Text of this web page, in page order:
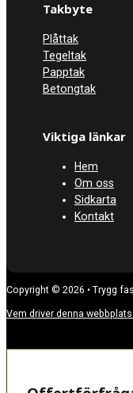
Takbyte
Plåttak
Tegeltak
Papptak
Betongtak
Viktiga länkar
Hem
Om oss
Sidkarta
Kontakt
Copyright © 2026 • Trygg
Vem driver denna